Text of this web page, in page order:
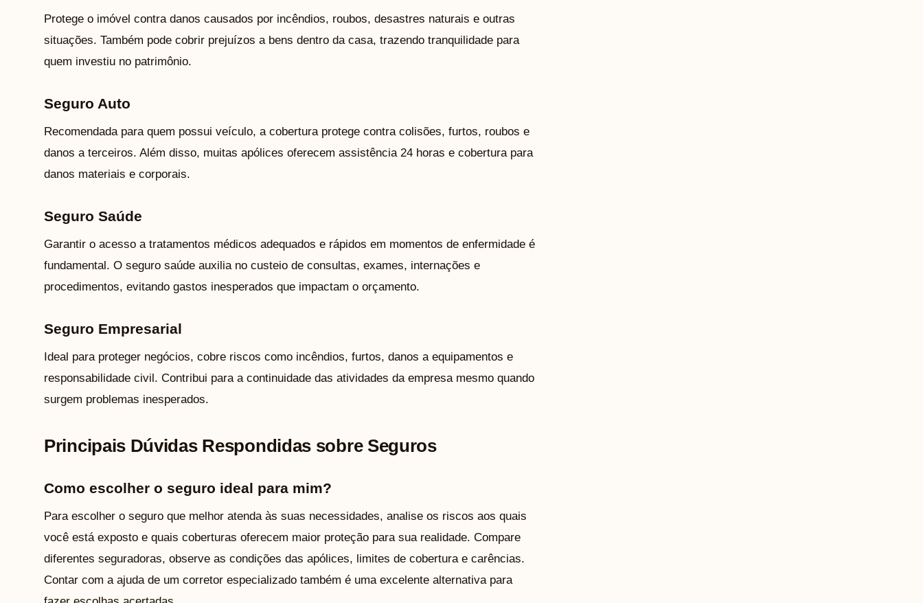
Protege o imóvel contra danos causados por incêndios, roubos, desastres naturais e outras
situações. Também pode cobrir prejuízos a bens dentro da casa, trazendo tranquilidade para
quem investiu no patrimônio.
Seguro Auto
Recomendada para quem possui veículo, a cobertura protege contra colisões, furtos, roubos e
danos a terceiros. Além disso, muitas apólices oferecem assistência 24 horas e cobertura para
danos materiais e corporais.
Seguro Saúde
Garantir o acesso a tratamentos médicos adequados e rápidos em momentos de enfermidade é
fundamental. O seguro saúde auxilia no custeio de consultas, exames, internações e
procedimentos, evitando gastos inesperados que impactam o orçamento.
Seguro Empresarial
Ideal para proteger negócios, cobre riscos como incêndios, furtos, danos a equipamentos e
responsabilidade civil. Contribui para a continuidade das atividades da empresa mesmo quando
surgem problemas inesperados.
Principais Dúvidas Respondidas sobre Seguros
Como escolher o seguro ideal para mim?
Para escolher o seguro que melhor atenda às suas necessidades, analise os riscos aos quais
você está exposto e quais coberturas oferecem maior proteção para sua realidade. Compare
diferentes seguradoras, observe as condições das apólices, limites de cobertura e carências.
Contar com a ajuda de um corretor especializado também é uma excelente alternativa para